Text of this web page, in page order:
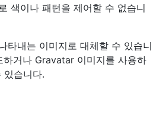
색이나 패턴을 제어할 수 없습니
타내는 이미지로 대체할 수 있습니
하거나 Gravatar 이미지를 사용하
있습니다.